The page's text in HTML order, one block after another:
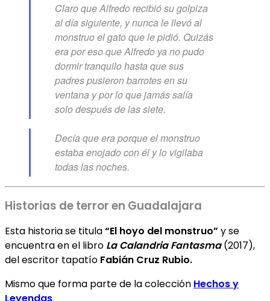
Claro que Alfredo recibió su golpiza
al día siguiente, y nunca le llevó al
monstruo el gato que le pidió. Quizás
era por eso que Alfredo ya no pudo
dormir tranquilo hasta que sus
padres pusieron barrotes en su
ventana y por lo que jamás salía
solo después de las siete.
Decía que era porque el monstruo
estaba enojado con él y lo vigilaba
todas las noches.
Historias de terror en Guadalajara
Esta historia se titula“El hoyo del monstruo” y se
encuentra en el libro La Calandria Fantasma(2017),
del escritor tapatío Fabián Cruz Rubio.
Mismo que forma parte de la colección Hechos y